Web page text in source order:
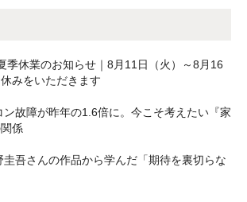
季休業のお知らせ｜8月11日（火）～8月16
みをいただきます
ン故障が昨年の1.6倍に。今こそ考えたい『家
係
圭吾さんの作品から学んだ「期待を裏切らな